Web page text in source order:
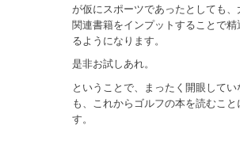
が仮にスポーツであったとしても、
関連書籍をインプットすることで精
るようになります。
是非お試しあれ。
ということで、まったく開眼してい
も、これからゴルフの本を読むこと
す。